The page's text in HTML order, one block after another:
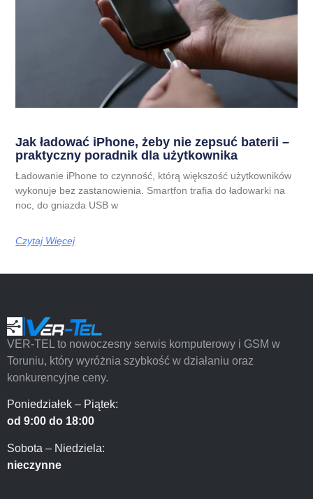
Jak ładować iPhone, żeby nie zepsuć baterii –
praktyczny poradnik dla użytkownika
Ładowanie iPhone to czynność, którą większość użytkowników
wykonuje bez zastanowienia. Smartfon trafia do ładowarki na
noc, do gniazda USB w
Czytaj Więcej
VER-TEL to nowoczesny serwis komputerowy i GSM w
Toruniu, który wyróżnia szybkość w działaniu oraz
konkurencyjne ceny.
Poniedziałek – Piątek:
od 9:00 do 18:00
Sobota – Niedziela:
nieczynne